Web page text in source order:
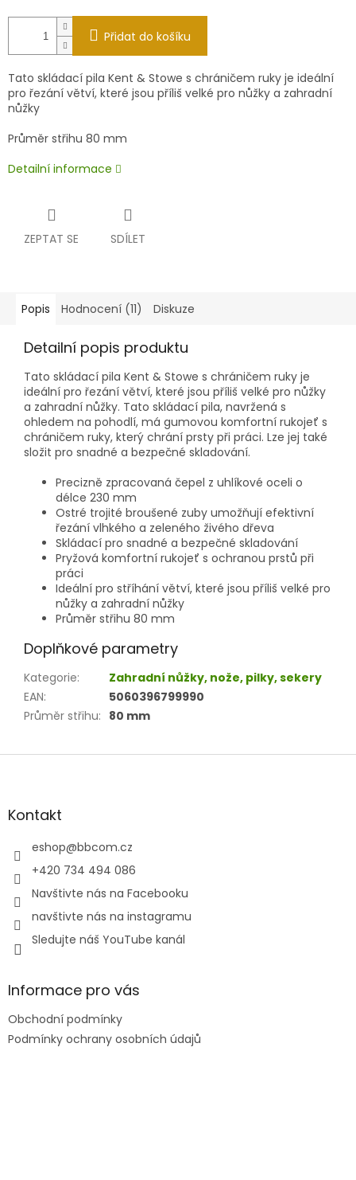
Přidat do košíku
Tato skládací pila Kent & Stowe s chráničem ruky je ideální
pro řezání větví, které jsou příliš velké pro nůžky a zahradní
nůžky
Průměr střihu 80 mm
Detailní informace
ZEPTAT SE SDÍLET
Popis Hodnocení (11) Diskuze
Detailní popis produktu
Tato skládací pila Kent & Stowe s chráničem ruky je
ideální pro řezání větví, které jsou příliš velké pro nůžky
a zahradní nůžky. Tato skládací pila, navržená s
ohledem na pohodlí, má gumovou komfortní rukojeť s
chráničem ruky, který chrání prsty při práci. Lze jej také
složit pro snadné a bezpečné skladování.
Precizně zpracovaná čepel z uhlíkové oceli o
délce 230 mm
Ostré trojité broušené zuby umožňují efektivní
řezání vlhkého a zeleného živého dřeva
Skládací pro snadné a bezpečné skladování
Pryžová komfortní rukojeť s ochranou prstů při
práci
Ideální pro stříhání větví, které jsou příliš velké pro
nůžky a zahradní nůžky
Průměr střihu 80 mm
Doplňkové parametry
Kategorie:
Zahradní nůžky, nože, pilky, sekery
EAN:
5060396799990
Průměr střihu: 80 mm
Z
aKontakt
eshop@bbcom.cz
+420 734 494 086
Navštivte nás na Facebooku
navštivte nás na instagramu
Sledujte náš YouTube kanál
Informace pro vás
Obchodní podmínky
Podmínky ochrany osobních údajů